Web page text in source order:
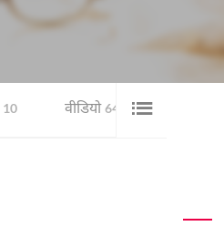
10 वीडियो 64